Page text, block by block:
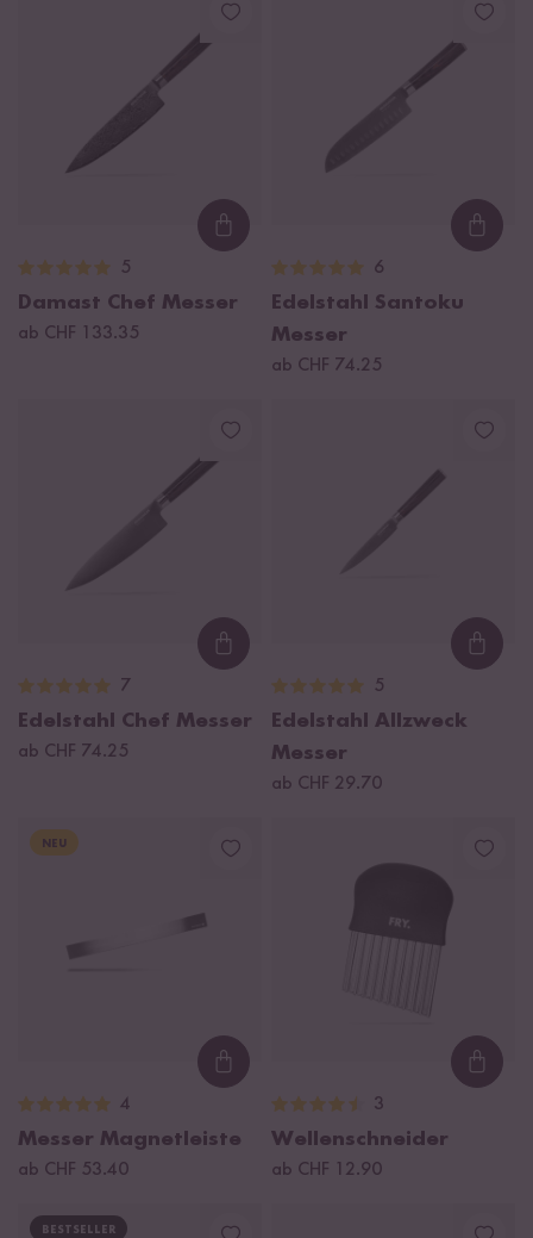
Loading...
5
Damast Chef Messer
ab CHF 133.35
6
Edelstahl Santoku
Messer
ab CHF 74.25
Loading...
7
Edelstahl Chef Messer
ab CHF 74.25
5
Edelstahl Allzweck
Messer
ab CHF 29.70
NEU
Loading...
4
Messer Magnetleiste
ab CHF 53.40
3
Wellenschneider
ab CHF 12.90
BESTSELLER